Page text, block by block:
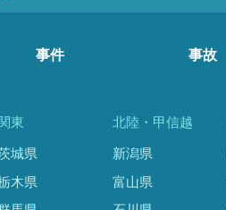
事件 事故
東
城県
木県
北陸・甲信越
新潟県
富山県